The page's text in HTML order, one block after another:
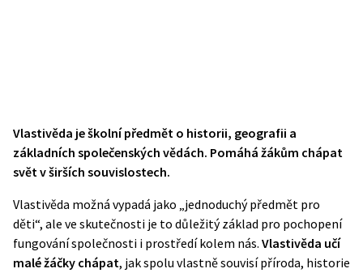
Vlastivěda je školní předmět o historii, geografii a
základních společenských vědách. Pomáhá žákům chápat
svět v širších souvislostech.
Vlastivěda možná vypadá jako „jednoduchý předmět pro
děti“, ale ve skutečnosti je to důležitý základ pro pochopení
fungování společnosti i prostředí kolem nás. Vlastivěda učí
malé žáčky chápat, jak spolu vlastně souvisí příroda, historie